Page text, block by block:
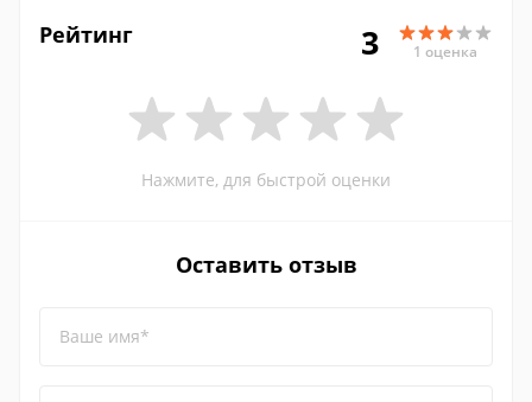
Рейтинг 3 1 оценка
Нажмите, для быстрой оценки
Оставить отзыв
Ваше имя*